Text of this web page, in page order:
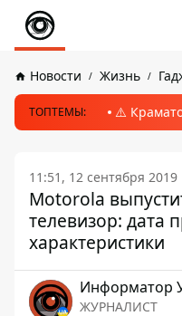
Новости Жизнь
ТОПТЕМЫ: ⚠️
11:51, 12 сентября 2019
Motorola
телевизор: дата
характеристики
Информатор
ЖУРНАЛИСТ